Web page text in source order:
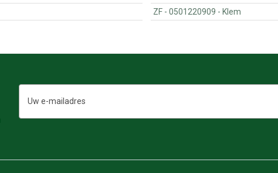
ZF - 0501220909 - Klem
mailadres